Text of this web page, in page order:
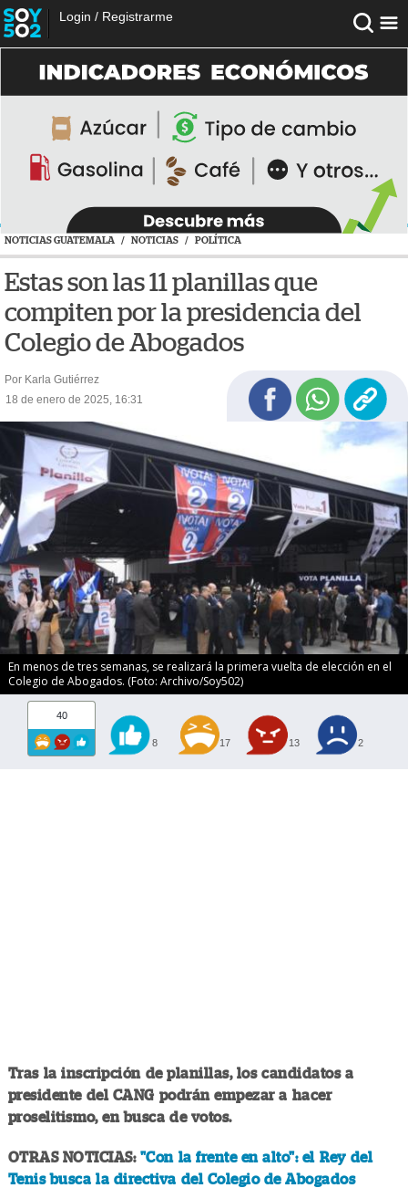
Login / Registrarme
NOTICIAS GUATEMALA / NOTICIAS / POLÍTICA
Estas son las 11 planillas que
compiten por la presidencia del
Colegio de Abogados
Por Karla Gutiérrez
18 de enero de 2025, 16:31
En menos de tres semanas, se realizará la primera vuelta de elección en el
Colegio de Abogados. (Foto: Archivo/Soy502)
40
8 17 13 2
Tras la inscripción de planillas, los candidatos a
presidente del CANG podrán empezar a hacer
proselitismo, en busca de votos.
OTRAS NOTICIAS: "Con la frente en alto": el Rey del
Tenis busca la directiva del Colegio de Abogados